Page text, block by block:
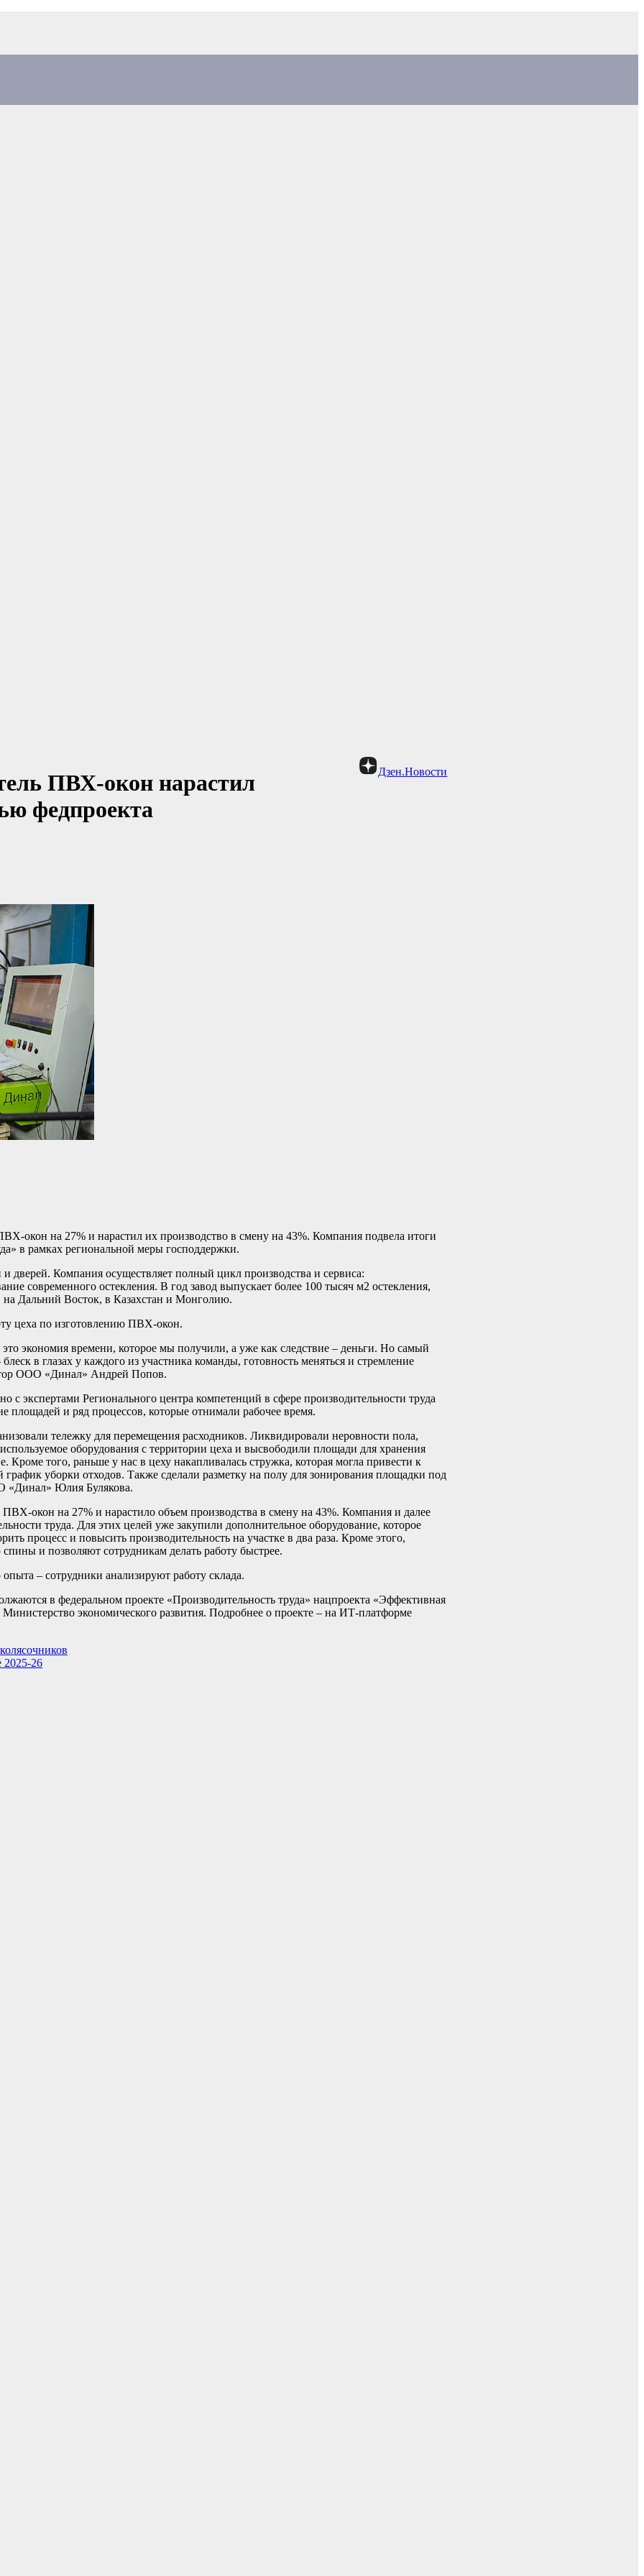
Дзен.Новости
ПВХ-окон нарастил
федпроекта
окон на 27% и нарастил их производство в смену на 43%. Компания подвела итоги
в рамках региональной меры господдержки.
дверей. Компания осуществляет полный цикл производства и сервиса:
современного остекления. В год завод выпускает более 100 тысяч м2 остекления,
на Дальний Восток, в Казахстан и Монголию.
цеха по изготовлению ПВХ-окон.
экономия времени, которое мы получили, а уже как следствие – деньги. Но самый
в глазах у каждого из участника команды, готовность меняться и стремление
ООО «Динал» Андрей Попов.
с экспертами Регионального центра компетенций в сфере производительности труда
площадей и ряд процессов, которые отнимали рабочее время.
тележку для перемещения расходников. Ликвидировали неровности пола,
оборудования с территории цеха и высвободили площади для хранения
того, раньше у нас в цеху накапливалась стружка, которая могла привести к
уборки отходов. Также сделали разметку на полу для зонирования площадки под
«Динал» Юлия Булякова.
ПВХ-окон на 27% и нарастило объем производства в смену на 43%. Компания и далее
труда. Для этих целей уже закупили дополнительное оборудование, которое
процесс и повысить производительность на участке в два раза. Кроме этого,
и позволяют сотрудникам делать работу быстрее.
– сотрудники анализируют работу склада.
в федеральном проекте «Производительность труда» нацпроекта «Эффективная
экономического развития. Подробнее о проекте – на ИТ-платформе
2025-26